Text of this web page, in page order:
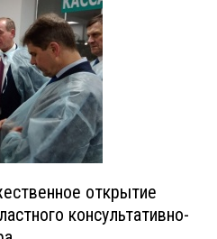
открытие
консультативно-